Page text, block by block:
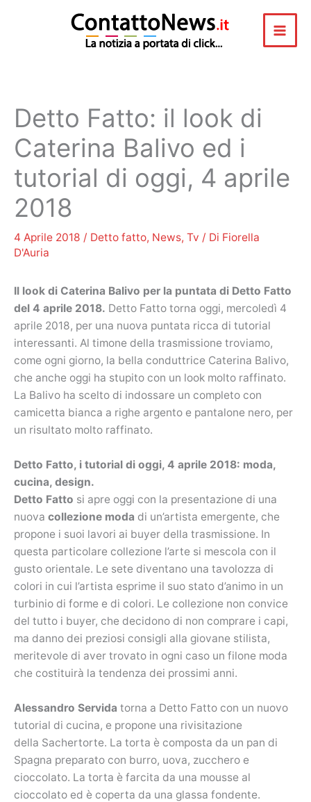
Detto Fatto: il look di
Caterina Balivo ed i
tutorial di oggi, 4 aprile
2018
4 Aprile 2018 / Detto fatto, News, Tv / Di Fiorella
D'Auria
Il look di Caterina Balivo per la puntata di Detto Fatto
del 4 aprile 2018. Detto Fatto torna oggi, mercoledì 4
aprile 2018, per una nuova puntata ricca di tutorial
interessanti. Al timone della trasmissione troviamo,
come ogni giorno, la bella conduttrice Caterina Balivo,
che anche oggi ha stupito con un look molto raffinato.
La Balivo ha scelto di indossare un completo con
camicetta bianca a righe argento e pantalone nero, per
un risultato molto raffinato.
Detto Fatto, i tutorial di oggi, 4 aprile 2018: moda,
cucina, design.
Detto Fatto si apre oggi con la presentazione di una
nuova collezione moda di un’artista emergente, che
propone i suoi lavori ai buyer della trasmissione. In
questa particolare collezione l’arte si mescola con il
gusto orientale. Le sete diventano una tavolozza di
colori in cui l’artista esprime il suo stato d’animo in un
turbinio di forme e di colori. Le collezione non convice
del tutto i buyer, che decidono di non comprare i capi,
ma danno dei preziosi consigli alla giovane stilista,
meritevole di aver trovato in ogni caso un filone moda
che costituirà la tendenza dei prossimi anni.
Alessandro Servida torna a Detto Fatto con un nuovo
tutorial di cucina, e propone una rivisitazione
della Sachertorte. La torta è composta da un pan di
Spagna preparato con burro, uova, zucchero e
cioccolato. La torta è farcita da una mousse al
cioccolato ed è coperta da una glassa fondente.